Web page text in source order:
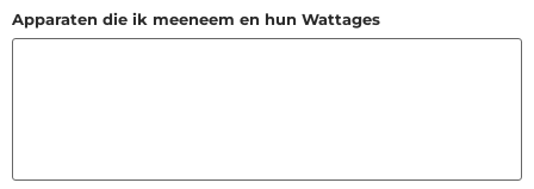
Apparaten die ik meeneem en hun Wattages